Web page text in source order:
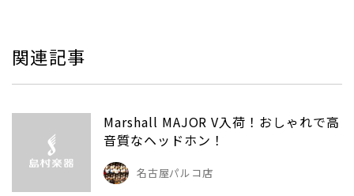
関連記事
Marshall MAJOR V入荷！おしゃれで高
音質なヘッドホン！
名古屋パルコ店